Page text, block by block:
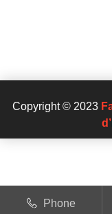
Copyright © 2023
Phone